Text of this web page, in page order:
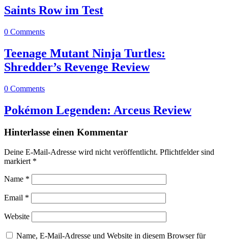
Saints Row im Test
0 Comments
Teenage Mutant Ninja Turtles:
Shredder’s Revenge Review
0 Comments
Pokémon Legenden: Arceus Review
Hinterlasse einen Kommentar
Deine E-Mail-Adresse wird nicht veröffentlicht. Pflichtfelder sind
markiert *
Name *
Email *
Website
Name, E-Mail-Adresse und Website in diesem Browser für